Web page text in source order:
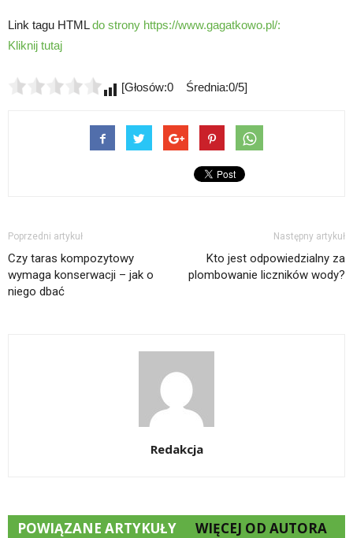
Link tagu HTMLdo strony https://www.gagatkowo.pl/:
Kliknij tutaj
[Głosów:0 Średnia:0/5]
Poprzedni artykuł
Czy taras kompozytowy
wymaga konserwacji – jak o
niego dbać
Następny artykuł
Kto jest odpowiedzialny za
plombowanie liczników wody?
Redakcja
POWIĄZANE ARTYKUŁY WIĘCEJ OD AUTORA